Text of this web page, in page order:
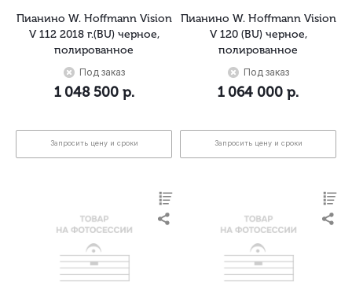
Пианино W. Hoffmann Vision
V 112 2018 г.(BU) черное,
полированное
Под заказ
1 048 500р.
Запросить цену и сроки
Пианино W. Hoffmann Vision
V 120 (BU) черное,
полированное
Под заказ
1 064 000 р.
Запросить цену и сроки